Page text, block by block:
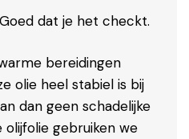
dat je het checkt.
bereidingen
olie heel stabiel is bij
dan geen schadelijke
gebruiken we